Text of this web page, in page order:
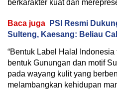
berkarakter kuat dan
Baca juga
PSI Resmi
Sulteng, Kaesang: Beliau
“Bentuk Label Halal
bentuk Gunungan dan motif
pada wayang kulit yang
melambangkan kehidupan